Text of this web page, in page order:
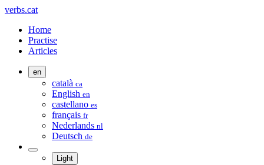
verbs.cat
Home
Practise
Articles
en
català ca
English en
castellano es
français fr
Nederlands nl
Deutsch de
Light